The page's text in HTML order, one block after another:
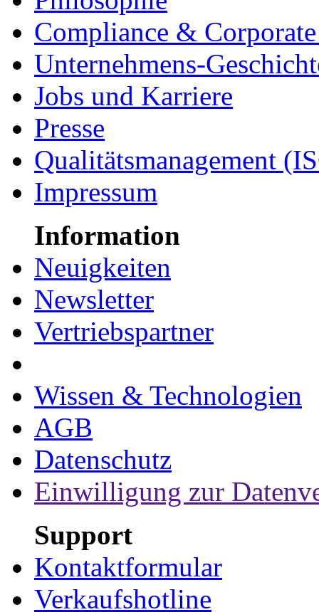
Compliance &
Unternehmens-
Jobs und Karriere
Presse
Qualitätsmanagement
Impressum
Information
Neuigkeiten
Newsletter
Vertriebspartner
Wissen & Technologien
AGB
Datenschutz
Einwilligung zur
Support
Kontaktformular
Verkaufshotline